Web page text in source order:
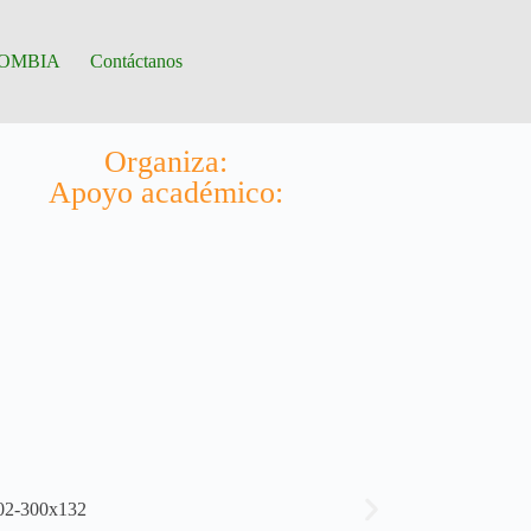
Contáctanos
Organiza:
Apoyo académico: